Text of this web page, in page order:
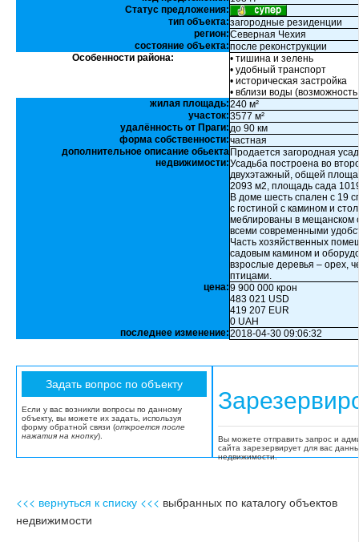
Статус предложения:
тип объекта:загородные резиденции
регион:Северная Чехия
состояние объекта:после реконструкции
Особенности района:
• тишина и зелень
• удобный транспорт
• историческая застройка
• вблизи воды
жилая площадь:240 м²
участок:3577 м²
удалённость от Праги:до 90 км
форма собственности:частная
дополнительное описание обьекта
недвижимости:
Продается загородная
Усадьба построена во
двухэтажный, общей
2093 м2, площадь сада
В доме шесть спален с 19
с гостиной с камином и
меблированы в мещанском
всеми современными
Часть хозяйственных
садовым камином и
взрослые деревья – орех,
птицами.
цена:9 900 000 крон
483 021 USD
419 207 EUR
0 UAH
последнее изменение:2018-04-30 09:06:32
Если у вас возникли вопросы по данному
объекту, вы можете их задать, используя
форму обратной связи (откроется после
нажатия на кнопку).
Вы можете отправить запрос и
сайта зарезервирует для вас
недвижимости.
<<< вернуться к списку <<< выбранных по каталогу объектов
недвижимости